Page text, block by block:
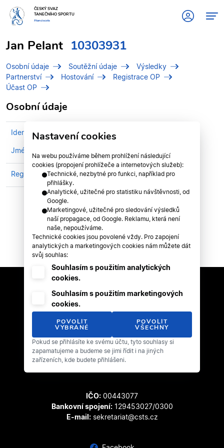
ČESKÝ SVAZ
TANEČNÍHO SPORTU
#tanciscsts
Jan Pelant 10303931
Osobní údaje Soutěžní údaje
Výsledky
Partnerství
Hostování
Registrace OP
Účast OP
Osobní údaje
Identifikační číslo (IDT)
Jméno
Registrován v klubu TAK DANCE KROK
Český svaz tanečního sportu
Zátopkova 100/2
169 00 Praha 6 - Břevnov
IČO: 00443077
Bankovní spojení:129453027/0300
E-mail:sekretariat@csts.cz
Nastavení cookies
Na webu používáme během prohlížení následující
cookies (propojení prohlížeče a internetových služeb):
Technické, nezbytné pro funkci, například pro
přihlášky.
Analytické, užitečné pro statistiku návštěvnosti, od
Google.
Marketingové, užitečné pro sledování výsledků
naší propagace, od Google. Reklamu, která není
naše, nepoužíváme.
Technické cookies jsou povolené vždy. Pro zapojení
analytických a marketingových cookies nám můžete dát
svůj souhlas:
Souhlasím s použitím analytických
cookies.
Souhlasím s použitím marketingových
cookies.
POVOLIT
VYBRANÉ
POVOLIT
VŠECHNY
Pokud se přihlásíte ke svému účtu, tyto souhlasy si
zapamatujeme a budeme se jimi řídit i na jiných
zařízeních, kde budete přihlášeni.